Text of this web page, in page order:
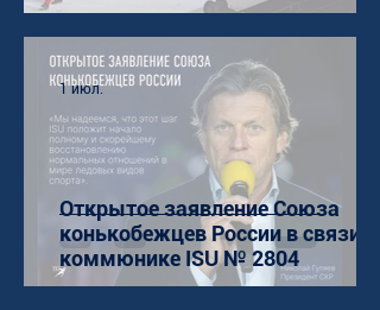
Открытое заявление Союза
конькобежцев России в связи с
коммюнике ISU № 2804
1 июл.